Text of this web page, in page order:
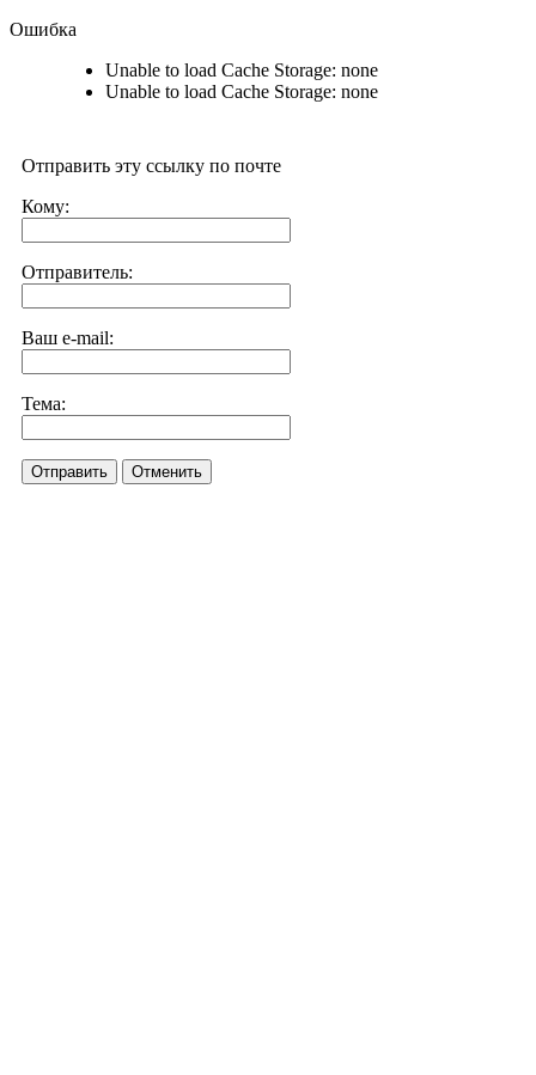
Ошибка
Unable to load Cache Storage: none
Unable to load Cache Storage: none
Отправить эту ссылку по почте
Кому:
Отправитель:
Ваш e-mail:
Тема:
Отправить Отменить